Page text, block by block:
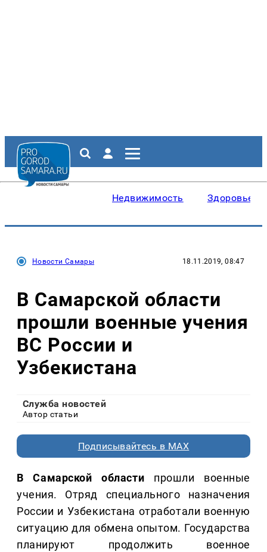
Недвижимость Здоровье
Новости Самары 18.11.2019, 08:47
В Самарской области
прошли военные учения
ВС России и
Узбекистана
Служба новостей
Автор статьи
Подписывайтесь в MAX
В Самарской области прошли военные
учения. Отряд специального назначения
России и Узбекистана отработали военную
ситуацию для обмена опытом. Государства
планируют продолжить военное